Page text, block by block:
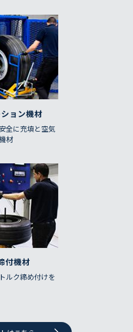
ョン機材
全に充填と空気
材
付機材
ルク締め付けを